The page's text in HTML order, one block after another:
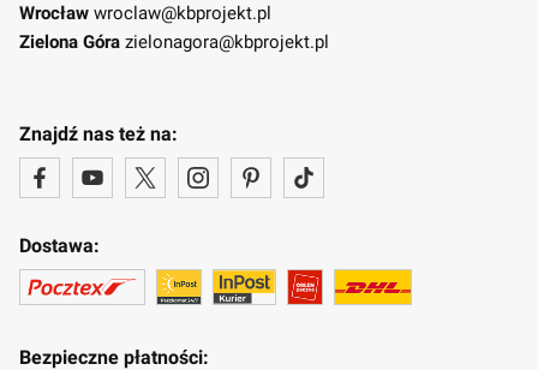
Wrocław wroclaw@kbprojekt.pl
Zielona Góra zielonagora@kbprojekt.pl
Znajdź nas też na:
Dostawa:
Bezpieczne płatności: